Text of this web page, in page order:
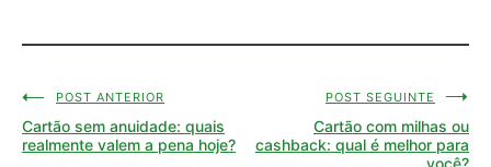
Navegação
de
POST ANTERIOR
Cartão sem anuidade: quais
realmente valem a pena hoje?
POST SEGUINTE
Cartão com milhas ou
cashback: qual é melhor para
você?